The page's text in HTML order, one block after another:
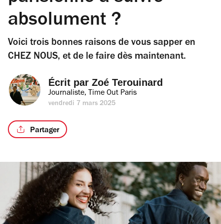
absolument ?
Voici trois bonnes raisons de vous sapper en
CHEZ NOUS, et de le faire dès maintenant.
Écrit par Zoé Terouinard
Journaliste, Time Out Paris
vendredi 7 mars 2025
Partager